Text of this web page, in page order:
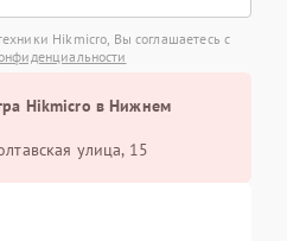
Hikmicro, Вы соглашаетесь с
Hikmicro в Нижнем
улица, 15